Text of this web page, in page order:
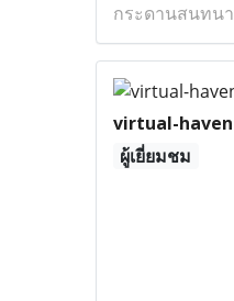
กระดานสนทนา
virtual-haven
ผู้เยี่ยมชม